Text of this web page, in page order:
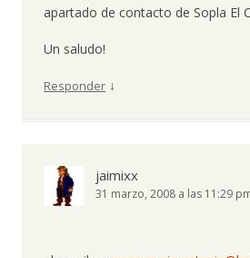
apartado de contacto de Sopla El
Un saludo!
Responder ↓
jaimixx
31 marzo, 2008 a las 11:29